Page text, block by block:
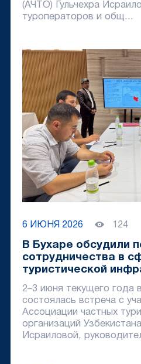
(АЧТО) Гульчехра
туроператоров и общ...
6 ИЮНЯ 2026 124
В Бухаре обсудили
сотрудничества в
туристической
2–3 июня текущего года
состоялась встреча с
Ассоциации частных
организаций
Исраиловой,